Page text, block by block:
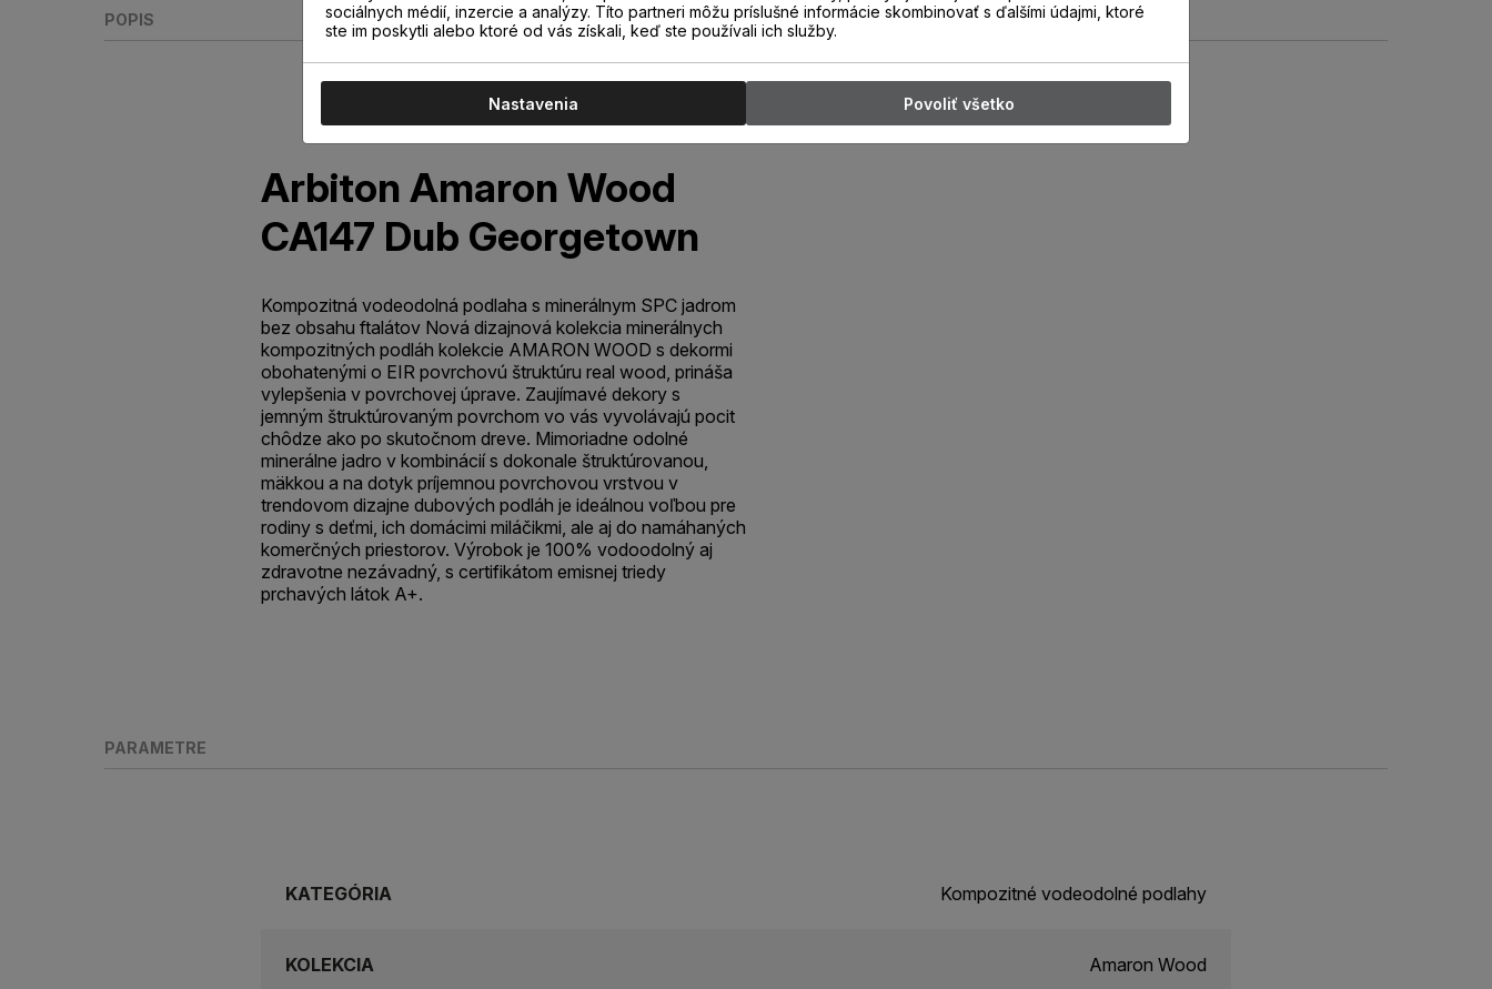
POPIS
Arbiton Amaron Wood
CA147 Dub Georgetown
Kompozitná vodeodolná podlaha s minerálnym SPC jadrom
bez obsahu ftalátov Nová dizajnová kolekcia minerálnych
kompozitných podláh kolekcie AMARON WOOD s dekormi
obohatenými o EIR povrchovú štruktúru real wood, prináša
vylepšenia v povrchovej úprave. Zaujímavé dekory s
jemným štruktúrovaným povrchom vo vás vyvolávajú pocit
chôdze ako po skutočnom dreve. Mimoriadne odolné
minerálne jadro v kombinácií s dokonale štruktúrovanou,
mäkkou a na dotyk príjemnou povrchovou vrstvou v
trendovom dizajne dubových podláh je ideálnou voľbou pre
rodiny s deťmi, ich domácimi miláčikmi, ale aj do namáhaných
komerčných priestorov. Výrobok je 100% vodoodolný aj
zdravotne nezávadný, s certifikátom emisnej triedy
prchavých látok A+.
PARAMETRE
KATEGÓRIA Kompozitné vodeodolné podlahy
KOLEKCIA Amaron Wood
sociálnych médií, inzercie a analýzy. Títo partneri môžu príslušné informácie skombinovať s ďalšími údajmi, ktoré
ste im poskytli alebo ktoré od vás získali, keď ste používali ich služby.
Nastavenia Povoliť všetko